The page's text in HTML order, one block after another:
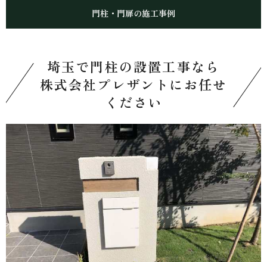
門柱・門扉の施工事例
埼玉で門柱の設置工事なら
株式会社プレザントにお任せ
ください